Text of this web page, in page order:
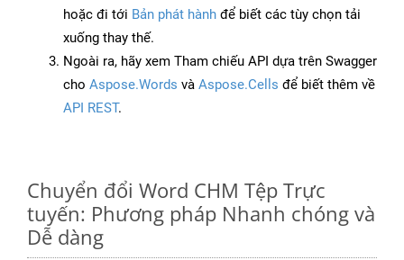
hoặc đi tới Bản phát hành để biết các tùy chọn tải
xuống thay thế.
Ngoài ra, hãy xem Tham chiếu API dựa trên Swagger
cho Aspose.Words và Aspose.Cells để biết thêm về
API REST.
Chuyển đổi Word CHM Tệp Trực
tuyến: Phương pháp Nhanh chóng và
Dễ dàng